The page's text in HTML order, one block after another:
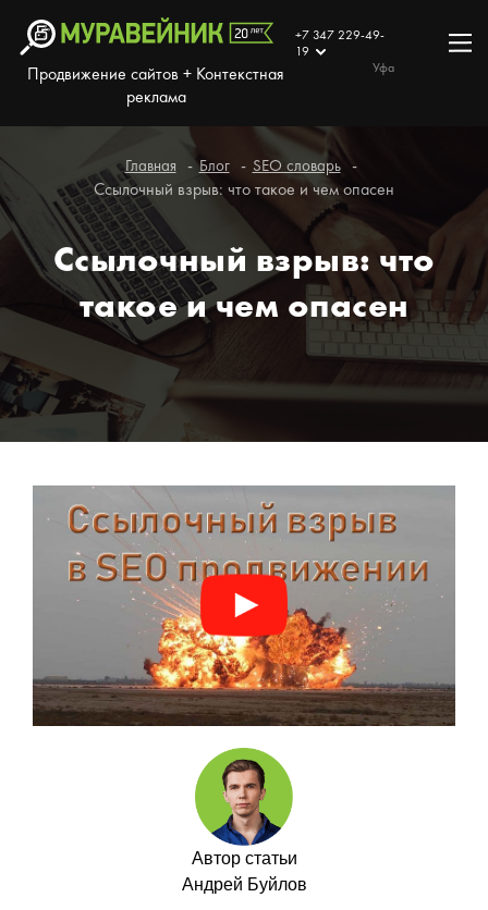
Продвижение сайтов + Контекстная
реклама
+7 347 229-49-
19
Уфа
Главная Блог SEO словарь
Ссылочный взрыв: что такое и чем опасен
Ссылочный взрыв: что
такое и чем опасен
Автор статьи
Андрей Буйлов